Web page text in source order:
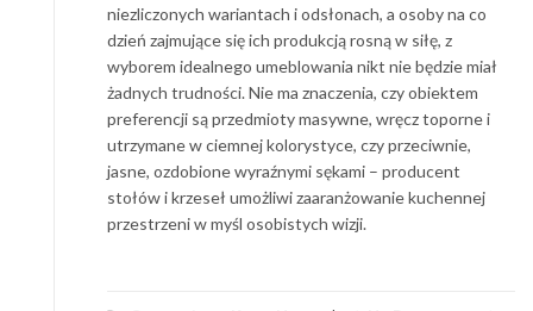
niezliczonych wariantach i odsłonach, a osoby na co
dzień zajmujące się ich produkcją rosną w siłę, z
wyborem idealnego umeblowania nikt nie będzie miał
żadnych trudności. Nie ma znaczenia, czy obiektem
preferencji są przedmioty masywne, wręcz toporne i
utrzymane w ciemnej kolorystyce, czy przeciwnie,
jasne, ozdobione wyraźnymi sękami – producent
stołów i krzeseł umożliwi zaaranżowanie kuchennej
przestrzeni w myśl osobistych wizji.